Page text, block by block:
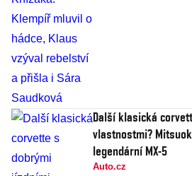
Další klasická
vlastnostmi?
legendární MX-5
Auto.cz